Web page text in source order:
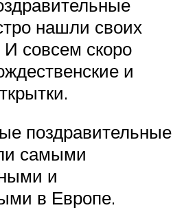
нашли своих
И совсем скоро
и
поздравительные
самыми
и
в Европе.